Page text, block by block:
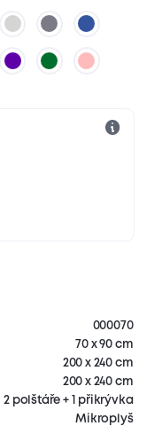
000070
70 x 90 cm
200 x 240 cm
200 x 240 cm
2 polštáře + 1 přikrývka
Mikroplyš